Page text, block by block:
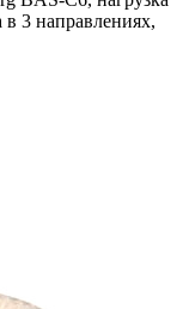
в 3 направлениях,